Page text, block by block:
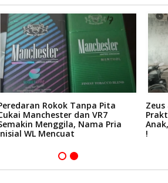
Rokok Tanpa Pita
Manchester dan VR7
Menggila, Nama Pria
WL Mencuat
!